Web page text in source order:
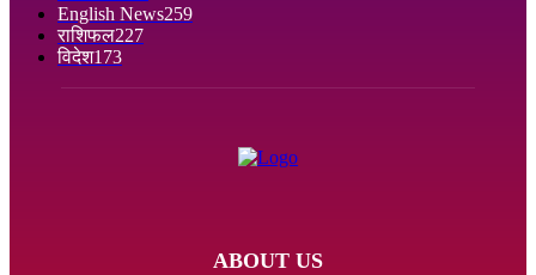
English News259
राशिफल227
विदेश173
ABOUT US